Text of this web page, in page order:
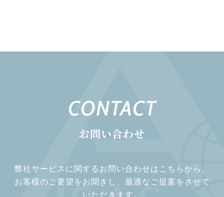
CONTACT
お問い合わせ
弊社サービスに関するお問い合わせはこちらから。
お客様のご要望をお聞きし、最適なご提案をさせて
いただきます。